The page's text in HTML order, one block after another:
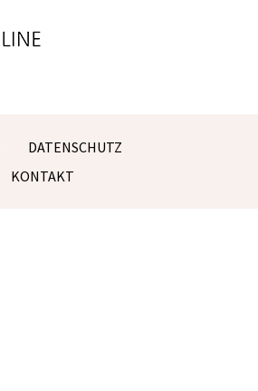
DATENSCHUTZ
KONTAKT